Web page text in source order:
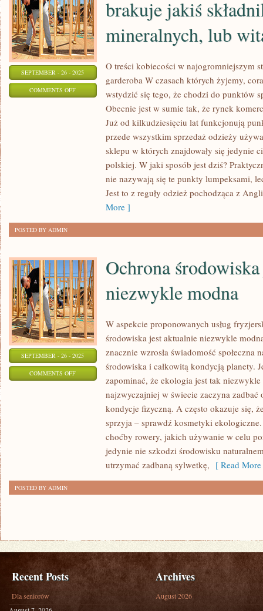
SEPTEMBER - 26 - 2025
COMMENTS OFFON
SKŁADNIKÓW
MINERALNYCH,
LUB
WITAMIN
brakuje jakiś
mineralnych, lub
O treści kobiecości w najogromniejszym
garderoba W czasach których żyjemy,
wstydzić się tego, że chodzi do punktów
Obecnie jest w sumie tak, że rynek
Już od kilkudziesięciu lat funkcjonują
przede wszystkim sprzedaż odzieży
sklepu w których znajdowały się jedynie
polskiej. W jaki sposób jest dziś?
nie nazywają się te punkty lumpeksami,
Jest to z reguły odzież pochodząca z
More ]
POSTED BY ADMIN
SEPTEMBER - 26 - 2025
COMMENTS OFFON
Ochrona
niezwykle modna
W aspekcie proponowanych usług
środowiska jest aktualnie niezwykle
znacznie wzrosła świadomość społeczna
środowiska i całkowitą kondycją planety.
zapominać, że ekologia jest tak
najzwyczajniej w świecie zaczyna zadbać
kondycje fizyczną. A często okazuje się,
sprzyja – sprawdź kosmetyki
choćby rowery, jakich używanie w celu
jedynie nie szkodzi środowisku
utrzymać zadbaną sylwetkę, [ Read
POSTED BY ADMIN
Recent Posts
Dla seniorów
Archives
August 2026